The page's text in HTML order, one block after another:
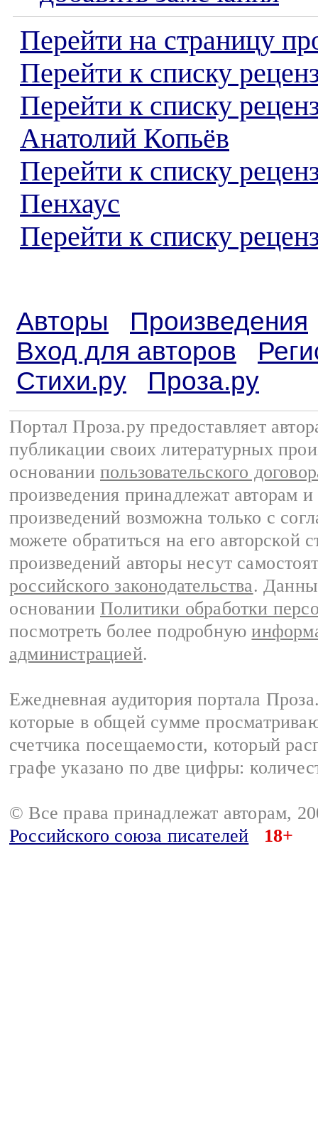
Перейти на страницу
Перейти к списку
Перейти к списку
Анатолий Копьёв
Перейти к списку
Пенхаус
Перейти к списку
Авторы
Произведения
Вход для авторов
Стихи.ру
Проза.ру
Портал Проза.ру предоставляет
публикации своих литературных
основании пользовательского
произведения принадлежат авторам
произведений возможна только с
можете обратиться на его авторской
произведений авторы несут
российского законодательства.
основании Политики обработки
посмотреть более подробную
администрацией.
Ежедневная аудитория портала
которые в общей сумме
счетчика посещаемости, который
графе указано по две цифры:
© Все права принадлежат авторам,
Российского союза писателей
18+